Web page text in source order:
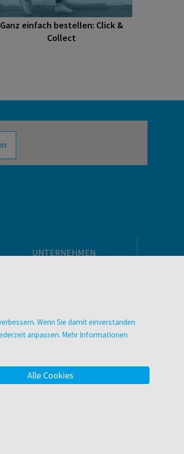
Ganz einfach bestellen: Click &
Collect
UNTERNEHMEN
Datenschutz & Cookies
AGB
Wenn Sie damit einverstanden
anpassen. Mehr Informationen
Alle Cookies